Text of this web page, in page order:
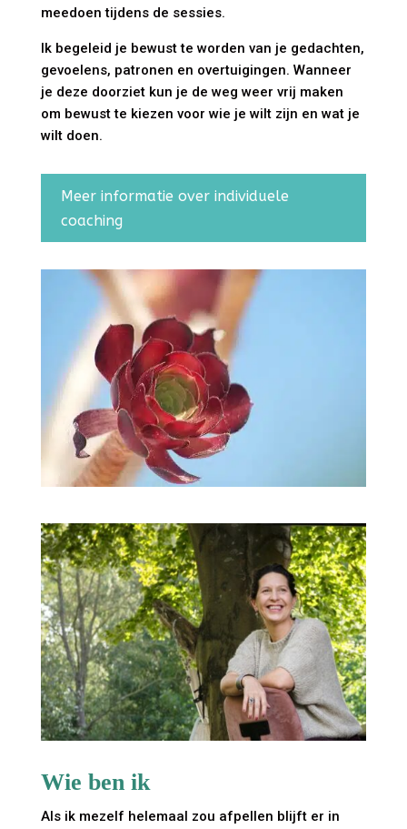
meedoen tijdens de sessies.
Ik begeleid je bewust te worden van je gedachten,
gevoelens, patronen en overtuigingen. Wanneer
je deze doorziet kun je de weg weer vrij maken
om bewust te kiezen voor wie je wilt zijn en wat je
wilt doen.
Meer informatie over individuele
coaching
Wie ben ik
Als ik mezelf helemaal zou afpellen blijft er in